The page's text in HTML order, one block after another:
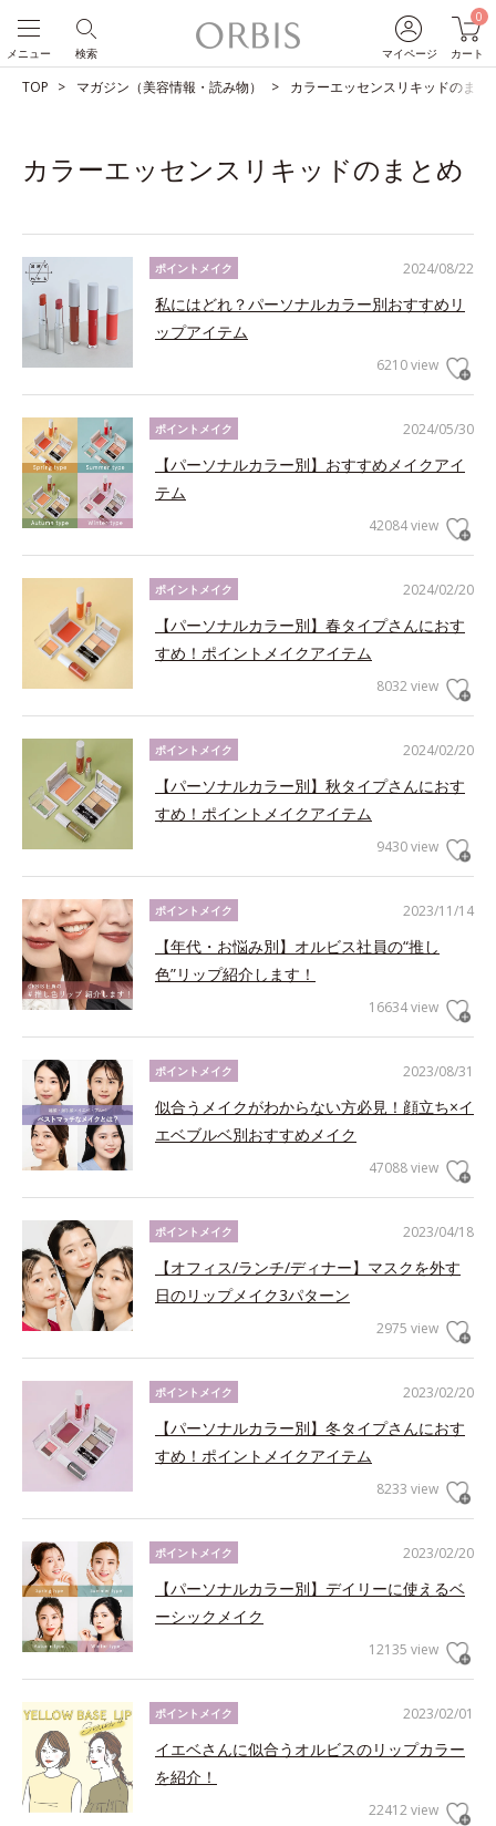
マイページ
0
カート
検索
メニュー
TOP マガジン（美容情報・読み物） カラーエッセンスリキッドのまと
カラーエッセンスリキッドのまとめ
2024/08/22
ポイントメイク
私にはどれ？パーソナルカラー別おすすめリ
ップアイテム
6210 view
2024/05/30
ポイントメイク
【パーソナルカラー別】おすすめメイクアイ
テム
42084 view
2024/02/20
ポイントメイク
【パーソナルカラー別】春タイプさんにおす
すめ！ポイントメイクアイテム
8032 view
2024/02/20
ポイントメイク
【パーソナルカラー別】秋タイプさんにおす
すめ！ポイントメイクアイテム
9430 view
2023/11/14
ポイントメイク
【年代・お悩み別】オルビス社員の“推し
色”リップ紹介します！
16634 view
2023/08/31
ポイントメイク
似合うメイクがわからない方必見！顔立ち×イ
エベブルベ別おすすめメイク
47088 view
2023/04/18
ポイントメイク
【オフィス/ランチ/ディナー】マスクを外す
日のリップメイク3パターン
2975 view
2023/02/20
ポイントメイク
【パーソナルカラー別】冬タイプさんにおす
すめ！ポイントメイクアイテム
8233 view
2023/02/20
ポイントメイク
【パーソナルカラー別】デイリーに使えるベ
ーシックメイク
12135 view
2023/02/01
ポイントメイク
イエベさんに似合うオルビスのリップカラー
を紹介！
22412 view